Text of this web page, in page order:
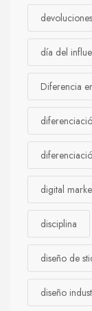
devoluciones
día del
Diferencia
digital
disciplina
diseño de
diseño